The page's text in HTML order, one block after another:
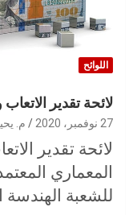
اللوائح
لائحة تقدير
27 نوفمبر، 2020 م.
لائحة تقدير
المعماري
للشعبة الهندسة